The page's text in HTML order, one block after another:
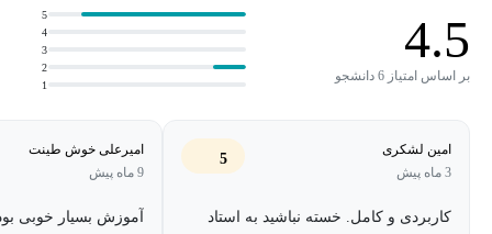
مصنوعی، تنظیمات دوربین، و نحوه تنظیم پارامترهای خروجی برای
دستیابی به بهترین نتیجه پرداخته می‌شود.
خلق کنید.
4.5
بر اساس امتیاز 6 دانشجو
1
2
3
4
5
امین لشکری
3 ماه پیش
5
کاربردی و کامل. خسته نباشید به استاد
امیرعلی خوش طینت
9 ماه پیش
آموزش بسیار خوبی